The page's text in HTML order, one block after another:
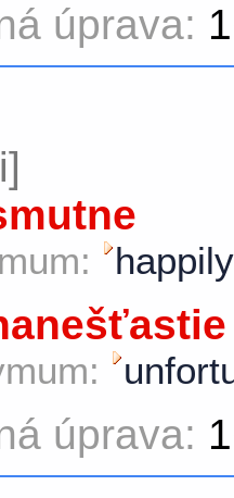
úprava:
happily
úprava: